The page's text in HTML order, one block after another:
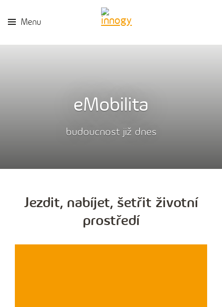
Menu
eMobilita
budoucnost již dnes
Jezdit, nabíjet, šetřit životní
prostředí